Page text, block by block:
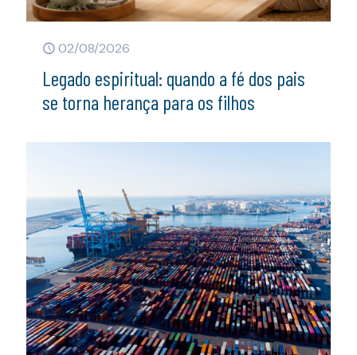
02/08/2026
Legado espiritual: quando a fé dos pais
se torna herança para os filhos